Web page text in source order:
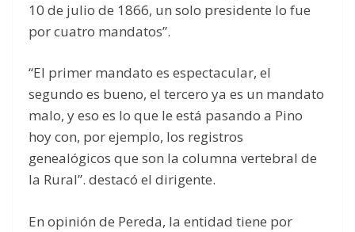
10 de julio de 1866, un solo presidente lo fue
por cuatro mandatos”.
“El primer mandato es espectacular, el
segundo es bueno, el tercero ya es un mandato
malo, y eso es lo que le está pasando a Pino
hoy con, por ejemplo, los registros
genealógicos que son la columna vertebral de
la Rural”. destacó el dirigente.
En opinión de Pereda, la entidad tiene por